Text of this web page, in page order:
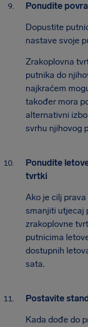
Ponudite
Dopustite
nastave svoje
Zrakoplovna
putnika do
najkraćem
također mora
alternativni
svrhu njihovog
Ponudite
tvrtki
Ako je cilj
smanjiti utjecaj
zrakoplovne
putnicima
dostupnih
sata.
Postavite
Kada dođe do